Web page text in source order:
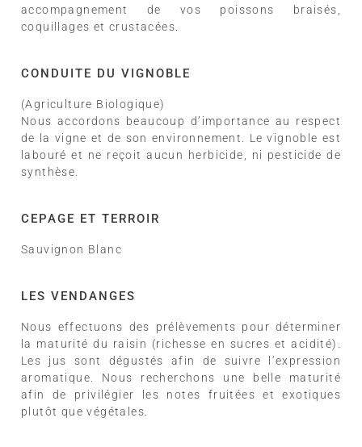
accompagnement de vos poissons braisés,
coquillages et crustacées.
CONDUITE DU VIGNOBLE
(Agriculture Biologique)
Nous accordons beaucoup d’importance au respect
de la vigne et de son environnement. Le vignoble est
labouré et ne reçoit aucun herbicide, ni pesticide de
synthèse.
CEPAGE ET TERROIR
Sauvignon Blanc
LES VENDANGES
Nous effectuons des prélèvements pour déterminer
la maturité du raisin (richesse en sucres et acidité).
Les jus sont dégustés afin de suivre l’expression
aromatique. Nous recherchons une belle maturité
afin de privilégier les notes fruitées et exotiques
plutôt que végétales.